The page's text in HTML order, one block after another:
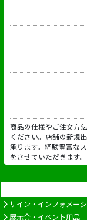
商品の仕様やご注文方
ください。店舗の新規
承ります。経験豊富な
をさせていただきます。
サイン・インフォメー
展示会・イベント用品